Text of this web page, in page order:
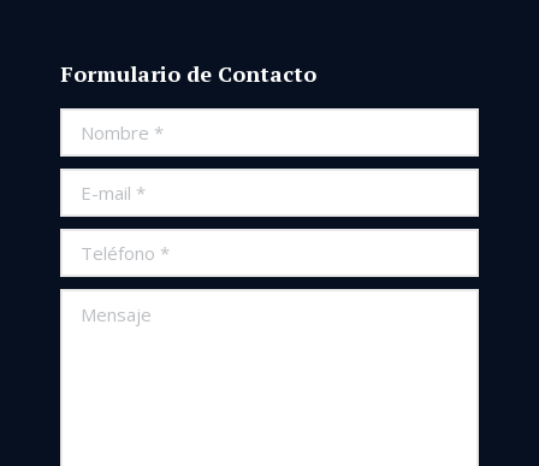
Formulario de Contacto
Nombre *
E-mail *
Teléfono *
Mensaje